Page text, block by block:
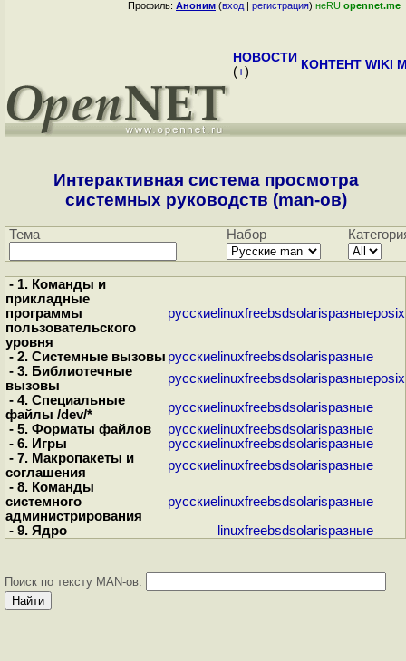
Профиль: Аноним (вход | регистрация) неRU opennet.me
НОВОСТИ
(+) КОНТЕНТ WIKI
Интерактивная система просмотра
системных руководств (man-ов)
Тема Набор
- 1. Команды и
прикладные
программы
пользовательского
уровня
русские linuxfreebsdsolarisразныеposix
- 2. Системные вызовы русские linuxfreebsdsolarisразные
- 3. Библиотечные
вызовы
русские linuxfreebsdsolarisразныеposix
- 4. Специальные
файлы /dev/*
русские linuxfreebsdsolarisразные
- 5. Форматы файлов
русские linuxfreebsdsolarisразные
- 6. Игры
русские linuxfreebsdsolarisразные
- 7. Макропакеты и
соглашения
русские linuxfreebsdsolarisразные
- 8. Команды
системного
администрирования
русские linuxfreebsdsolarisразные
- 9. Ядро
linuxfreebsdsolarisразные
Поиск по тексту MAN-ов: